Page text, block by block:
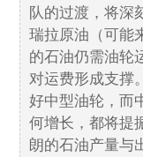
队的过渡，将深
瑞拉原油（可能
的石油仍需油轮
对运费形成支撑
好中型油轮，而
何增长，都将提
朗的石油产量与